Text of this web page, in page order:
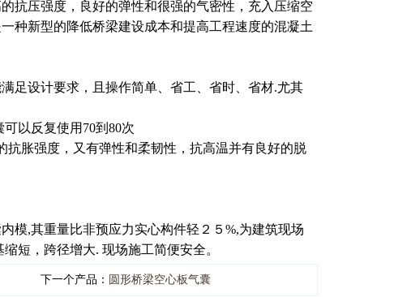
抗压强度，良好的弹性和很强的气密性，充入压缩空
种新型的降低桥梁建设成本和提高工程速度的混凝土
足设计要求，且操作简单、省工、省时、省材.尤其
以反复使用70到80次
胀强度，又有弹性和柔韧性，抗高温并有良好的脱
模,其重量比非预应力实心构件轻２５%,为建筑现场
短，跨径增大. 现场施工简便安全。
下一个产品： 圆形桥梁空心板气囊